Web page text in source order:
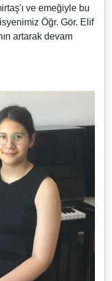
ve emeğiyle bu
Öğr. Gör. Elif
artarak devam